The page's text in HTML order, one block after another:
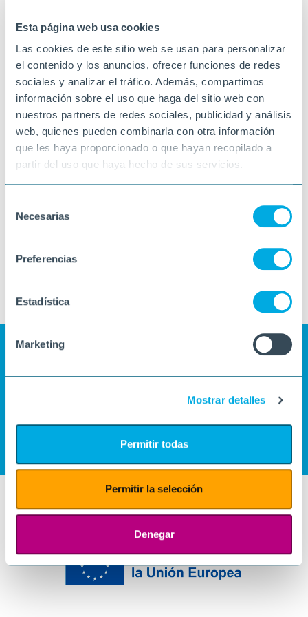
Esta página web usa cookies
Las cookies de este sitio web se usan para personalizar
el contenido y los anuncios, ofrecer funciones de redes
sociales y analizar el tráfico. Además, compartimos
información sobre el uso que haga del sitio web con
nuestros partners de redes sociales, publicidad y análisis
web, quienes pueden combinarla con otra información
que les haya proporcionado o que hayan recopilado a
partir del uso que haya hecho de sus servicios.
Necesarias
Preferencias
Estadística
Marketing
Mostrar detalles
Permitir todas
Permitir la selección
Denegar